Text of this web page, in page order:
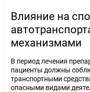
Влияние на
механизмами
В период лечения
пациенты должны
транспортными
опасными видами